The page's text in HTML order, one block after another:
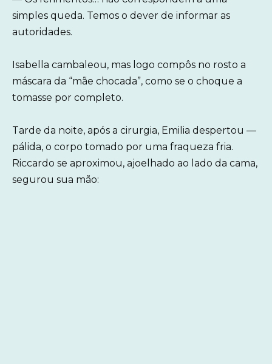
simples queda. Temos o dever de informar as
autoridades.
Isabella cambaleou, mas logo compôs no rosto a
máscara da “mãe chocada”, como se o choque a
tomasse por completo.
Tarde da noite, após a cirurgia, Emilia despertou —
pálida, o corpo tomado por uma fraqueza fria.
Riccardo se aproximou, ajoelhado ao lado da cama,
segurou sua mão: